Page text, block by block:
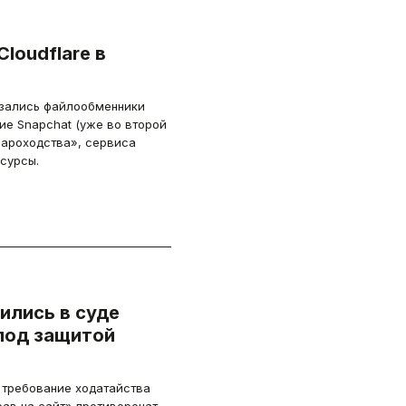
в
файлообменники
Snapchat (уже во второй
сервиса
в суде
защитой
ходатайства